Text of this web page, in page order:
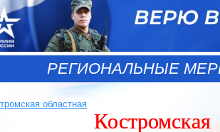
РЕГИОНАЛЬНЫЕ
Костромская